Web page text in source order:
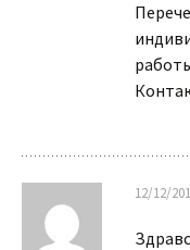
12/12/